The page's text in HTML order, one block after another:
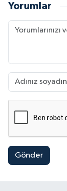
Yorumlar
Gönder